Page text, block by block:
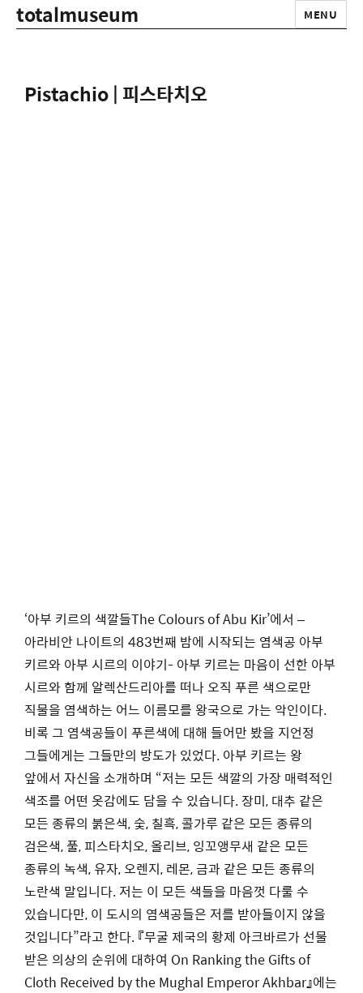
totalmuseum MENU
Pistachio | 피스타치오
‘아부 키르의 색깔들The Colours of Abu Kir’에서 –
아라비안 나이트의 483번째 밤에 시작되는 염색공 아부
키르와 아부 시르의 이야기- 아부 키르는 마음이 선한 아부
시르와 함께 알렉산드리아를 떠나 오직 푸른 색으로만
직물을 염색하는 어느 이름모를 왕국으로 가는 악인이다.
비록 그 염색공들이 푸른색에 대해 들어만 봤을 지언정
그들에게는 그들만의 방도가 있었다. 아부 키르는 왕
앞에서 자신을 소개하며 “저는 모든 색깔의 가장 매력적인
색조를 어떤 옷감에도 담을 수 있습니다. 장미, 대추 같은
모든 종류의 붉은색, 숯, 칠흑, 콜가루 같은 모든 종류의
검은색, 풀, 피스타치오, 올리브, 잉꼬앵무새 같은 모든
종류의 녹색, 유자, 오렌지, 레몬, 금과 같은 모든 종류의
노란색 말입니다. 저는 이 모든 색들을 마음껏 다룰 수
있습니다만, 이 도시의 염색공들은 저를 받아들이지 않을
것입니다”라고 한다. 『무굴 제국의 황제 아크바르가 선물
받은 의상의 순위에 대하여 On Ranking the Gifts of
Cloth Received by the Mughal Emperor Akhbar』에는